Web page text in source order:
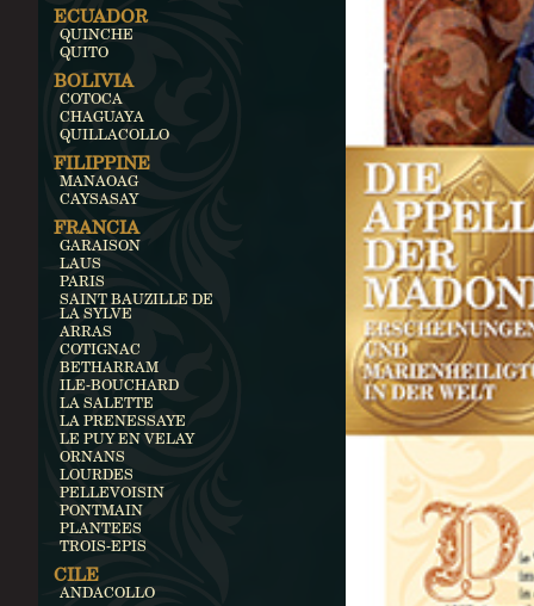
ECUADOR
QUINCHE
QUITO
BOLIVIA
COTOCA
CHAGUAYA
QUILLACOLLO
FILIPPINE
MANAOAG
CAYSASAY
FRANCIA
GARAISON
LAUS
PARIS
SAINT BAUZILLE DE
LA SYLVE
ARRAS
COTIGNAC
BETHARRAM
ILE-BOUCHARD
LA SALETTE
LA PRENESSAYE
LE PUY EN VELAY
ORNANS
LOURDES
PELLEVOISIN
PONTMAIN
PLANTEES
TROIS-EPIS
CILE
ANDACOLLO